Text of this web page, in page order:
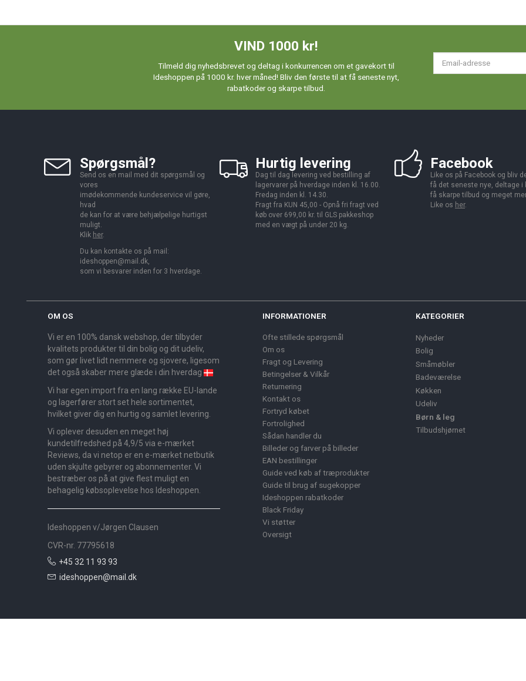
VIND 1000 kr!
Tilmeld dig nyhedsbrevet og deltag i konkurrencen om et gavekort til
Ideshoppen på 1000 kr. hver måned! Bliv den første til at få seneste nyt,
rabatkoder og skarpe tilbud.
Spørgsmål?
Send os en mail med dit spørgsmål og
vores
imødekommende kundeservice vil gøre,
hvad
de kan for at være behjælpelige hurtigst
muligt.
Klik her.
Du kan kontakte os på mail:
ideshoppen@mail.dk,
som vi besvarer inden for 3 hverdage.
Hurtig levering
Dag til dag levering ved bestilling af
lagervarer på hverdage inden kl. 16.00.
Fredag inden kl. 14.30.
Fragt fra KUN 45,00 - Opnå fri fragt ved
køb over 699,00 kr. til GLS pakkeshop
med en vægt på under 20 kg.
Facebook
Like os på Facebook og bliv
få det seneste nye, deltage i
få skarpe tilbud og meget
Like os her.
OM OS
Vi er en 100% dansk webshop, der tilbyder
kvalitets produkter til din bolig og dit udeliv,
som gør livet lidt nemmere og sjovere, ligesom
det også skaber mere glæde i din hverdag
Vi har egen import fra en lang række EU-lande
og lagerfører stort set hele sortimentet,
hvilket giver dig en hurtig og samlet levering.
Vi oplever desuden en meget høj
kundetilfredshed på 4,9/5 via e-mærket
Reviews, da vi netop er en e-mærket netbutik
uden skjulte gebyrer og abonnementer. Vi
bestræber os på at give flest muligt en
behagelig købsoplevelse hos Ideshoppen.
Ideshoppen v/Jørgen Clausen
CVR-nr. 77795618
+45 32 11 93 93
ideshoppen@mail.dk
INFORMATIONER
Ofte stillede spørgsmål
Om os
Fragt og Levering
Betingelser & Vilkår
Returnering
Kontakt os
Fortryd købet
Fortrolighed
Sådan handler du
Billeder og farver på billeder
EAN bestillinger
Guide ved køb af træprodukter
Guide til brug af sugekopper
Ideshoppen rabatkoder
Black Friday
Vi støtter
Oversigt
KATEGORIER
Nyheder
Bolig
Småmøbler
Badeværelse
Køkken
Udeliv
Børn & leg
Tilbudshjørnet